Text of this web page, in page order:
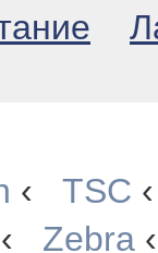
‹ TSC
‹ Zebra ‹